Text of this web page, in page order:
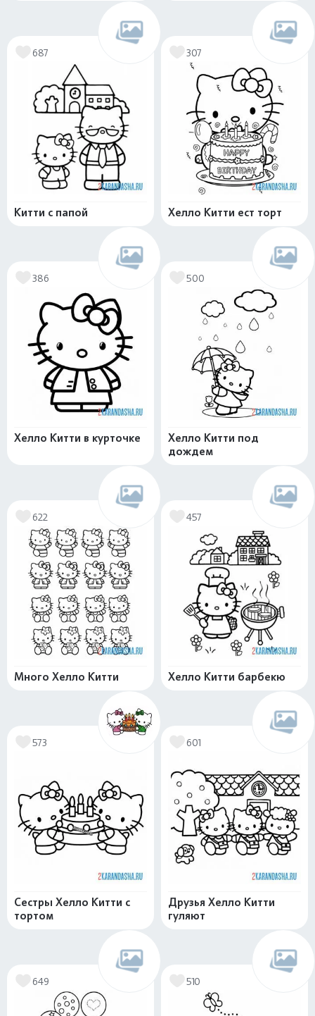
687
Китти с папой
307
Хелло Китти ест торт
386
Хелло Китти в курточке
500
Хелло Китти под
дождем
622
Много Хелло Китти
457
Хелло Китти барбекю
573
Сестры Хелло Китти с
тортом
601
Друзья Хелло Китти
гуляют
649 510